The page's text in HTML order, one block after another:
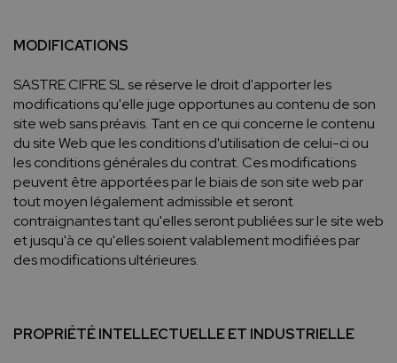
MODIFICATIONS
SASTRE CIFRE SL se réserve le droit d'apporter les
modifications qu'elle juge opportunes au contenu de son
site web sans préavis. Tant en ce qui concerne le contenu
du site Web que les conditions d'utilisation de celui-ci ou
les conditions générales du contrat. Ces modifications
peuvent être apportées par le biais de son site web par
tout moyen légalement admissible et seront
contraignantes tant qu'elles seront publiées sur le site web
et jusqu'à ce qu'elles soient valablement modifiées par
des modifications ultérieures.
PROPRIÉTÉ INTELLECTUELLE ET INDUSTRIELLE